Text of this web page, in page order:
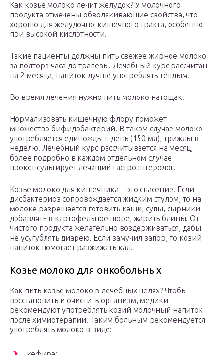
Как козье молоко лечит желудок? У молочного
продукта отмечены обволакивающие свойства, что
хорошо для желудочно-кишечного тракта, особенно
при высокой кислотности.
Такие пациенты должны пить свежее жирное молоко
за полтора часа до трапезы. Лечебный курс рассчитан
на 2 месяца, напиток лучше употреблять теплым.
Во время лечения нужно пить молоко натощак.
Нормализовать кишечную флору поможет
множество бифидобактерий. В таком случае молоко
употребляется единожды в день (150 мл), трижды в
неделю. Лечебный курс рассчитывается на месяц,
более подробно в каждом отдельном случае
проконсультирует лечащий гастроэнтеролог.
Козье молоко для кишечника – это спасение. Если
дисбактериоз сопровождается жидким стулом, то на
молоке разрешается готовить каши, супы, сырники,
добавлять в картофельное пюре, жарить блины. От
чистого продукта желательно воздерживаться, дабы
не усугублять диарею. Если замучил запор, то козий
напиток помогает разжижать кал.
Козье молоко для онкобольных
Как пить козье молоко в лечебных целях? Чтобы
восстановить и очистить организм, медики
рекомендуют употреблять козий молочный напиток
после химиотерапии. Таким больным рекомендуется
употреблять молоко в виде: